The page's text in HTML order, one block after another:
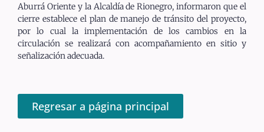
Aburrá Oriente y la Alcaldía de Rionegro, informaron que el
cierre establece el plan de manejo de tránsito del proyecto,
por lo cual la implementación de los cambios en la
circulación se realizará con acompañamiento en sitio y
señalización adecuada.
Regresar a página principal